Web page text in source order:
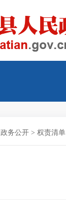
政务公开 > 权责清单